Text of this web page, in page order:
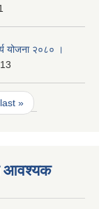
योजना २०८० ।
last »
आवश्यक